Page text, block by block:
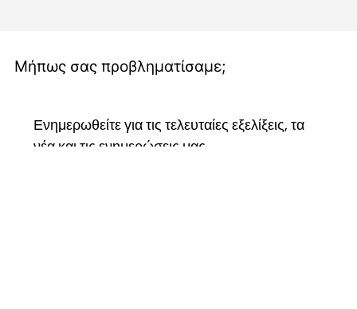
Μήπως σας προβληματίσαμε;
Ενημερωθείτε για τις τελευταίες εξελίξεις, τα
νέα και τις ενημερώσεις μας.